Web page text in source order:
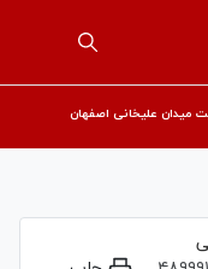
میدان علیخانی اصفهان